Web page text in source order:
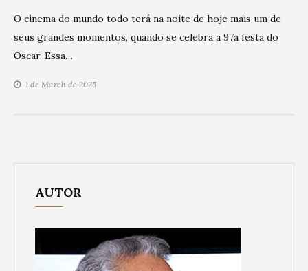
O cinema do mundo todo terá na noite de hoje mais um de
seus grandes momentos, quando se celebra a 97a festa do
Oscar. Essa…
1 de March de 2025
AUTOR